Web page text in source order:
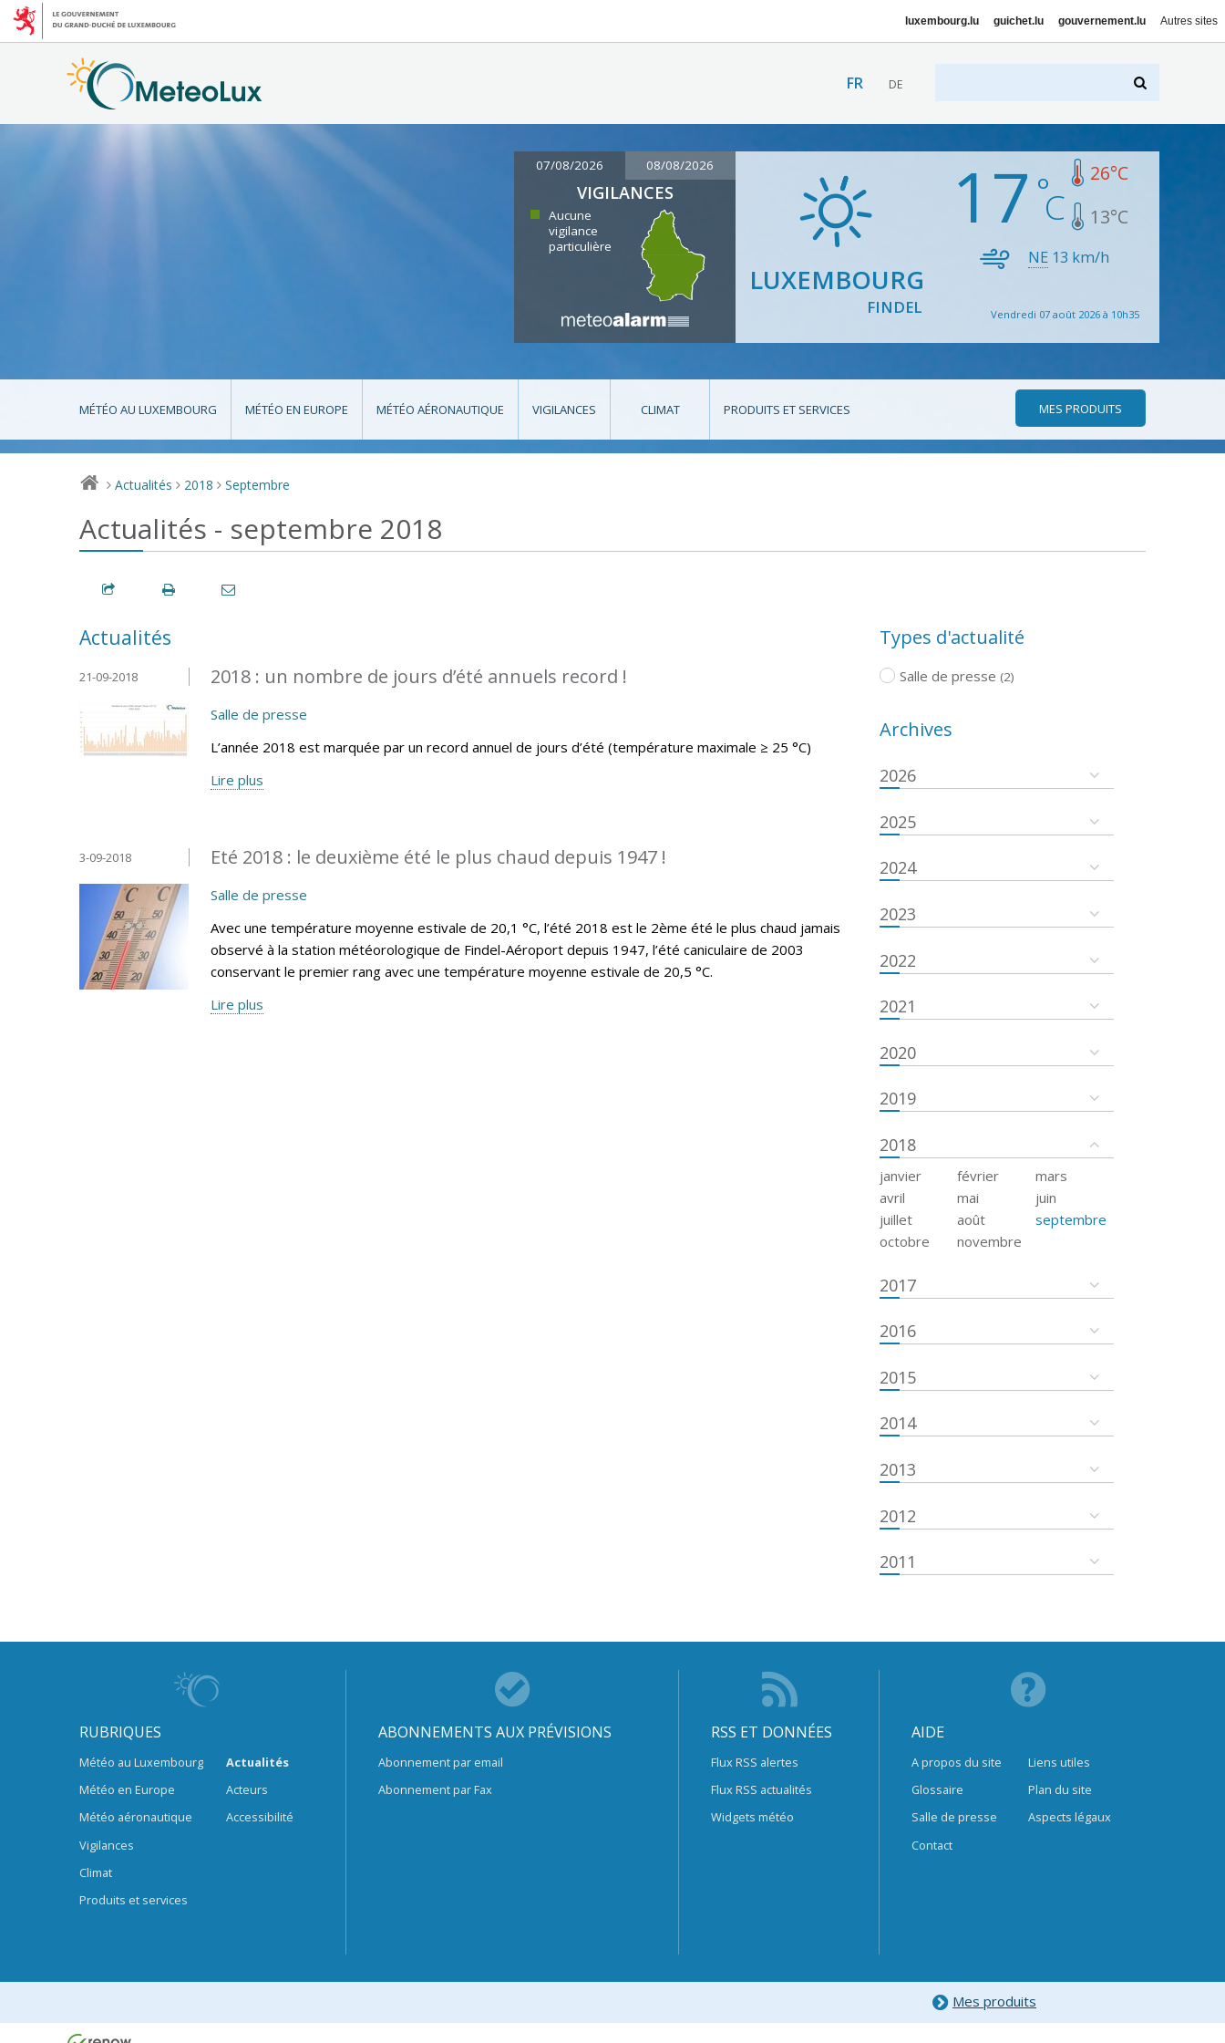
luxembourg.lu guichet.lu gouvernement.lu Autres sites
FR DE
07/08/2026 08/08/2026
VIGILANCES
Aucune
vigilance
particulière
LUXEMBOURG
FINDEL
17 26°C
13°C
NE 13 km/h
Vendredi 07 août 2026 à 10h35
MÉTÉO AU LUXEMBOURG MÉTÉO EN EUROPE MÉTÉO AÉRONAUTIQUE VIGILANCES CLIMAT PRODUITS ET SERVICES MES PRODUITS
> Actualités > 2018 > Septembre
Actualités - septembre 2018
Actualités
2018 : un nombre de jours d’été annuels record !
21-09-2018
Salle de presse
L’année 2018 est marquée par un record annuel de jours d’été (température maximale ≥ 25 °C)
Lire plus
Eté 2018 : le deuxième été le plus chaud depuis 1947 !
3-09-2018
Salle de presse
Avec une température moyenne estivale de 20,1 °C, l’été 2018 est le 2ème été le plus chaud jamais
observé à la station météorologique de Findel-Aéroport depuis 1947, l’été caniculaire de 2003
conservant le premier rang avec une température moyenne estivale de 20,5 °C.
Lire plus
Types d'actualité
Salle de presse (2)
Archives
2026
2025
2024
2023
2022
2021
2020
2019
2018
janvier février
mars
avril
mai
juin
juillet
août
septembre
octobre
novembre
2017
2016
2015
2014
2013
2012
2011
RUBRIQUES
Météo au Luxembourg
Météo en Europe
Météo aéronautique
Vigilances
Climat
Produits et services
Actualités
Acteurs
Accessibilité
ABONNEMENTS AUX PRÉVISIONS
Abonnement par email
Abonnement par Fax
RSS ET DONNÉES
Flux RSS alertes
Flux RSS actualités
Widgets météo
AIDE
A propos du site
Glossaire
Salle de presse
Contact
Liens utiles
Plan du site
Aspects légaux
Mes produits